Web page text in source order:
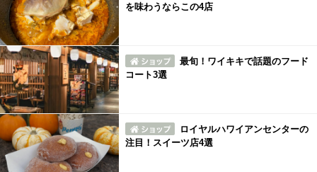
を味わうならこの4店
最旬！ワイキキで話題のフード
コート3選
ロイヤルハワイアンセンターの
注目！スイーツ店4選